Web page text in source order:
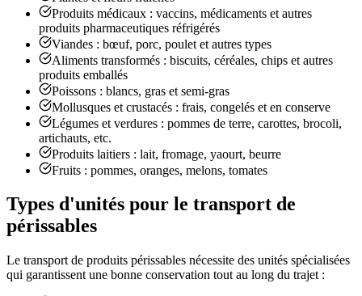
Produits médicaux : vaccins, médicaments et autres
produits pharmaceutiques réfrigérés
Viandes : bœuf, porc, poulet et autres types
Aliments transformés : biscuits, céréales, chips et autres
produits emballés
Poissons : blancs, gras et semi-gras
Mollusques et crustacés : frais, congelés et en conserve
Légumes et verdures : pommes de terre, carottes, brocoli,
artichauts, etc.
Produits laitiers : lait, fromage, yaourt, beurre
Fruits : pommes, oranges, melons, tomates
Types d'unités pour le transport de
périssables
Le transport de produits périssables nécessite des unités spécialisées
qui garantissent une bonne conservation tout au long du trajet :